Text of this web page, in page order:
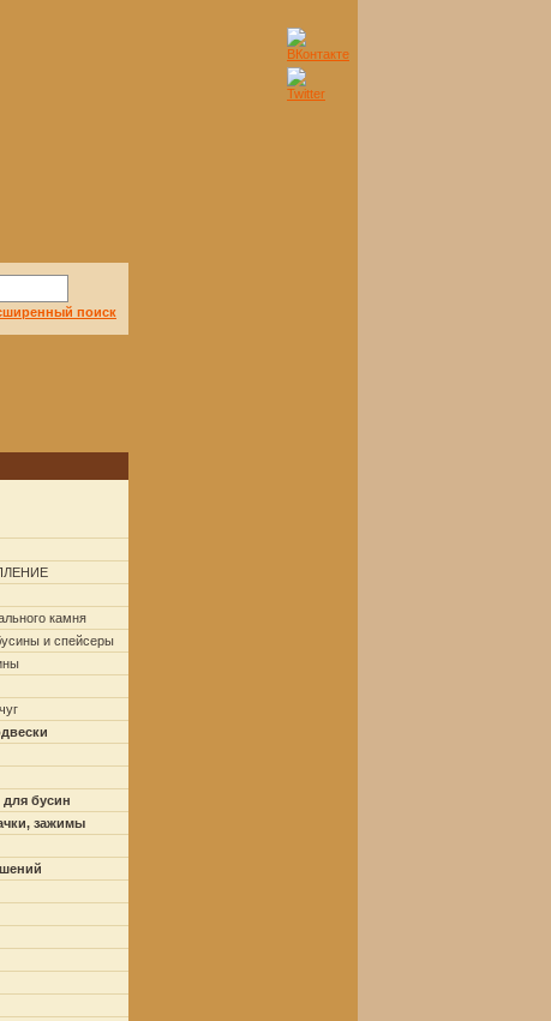
поиск
камня
и спейсеры
бусин
зажимы